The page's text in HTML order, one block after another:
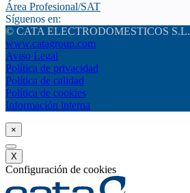
Área Profesional/SAT
Síguenos en:
© CATA ELECTRODOMESTICOS S.L.
www.catagroup.com
Aviso Legal
Política de privacidad
Política de calidad
Política de cookies
Información interna
×
X
Configuración de cookies